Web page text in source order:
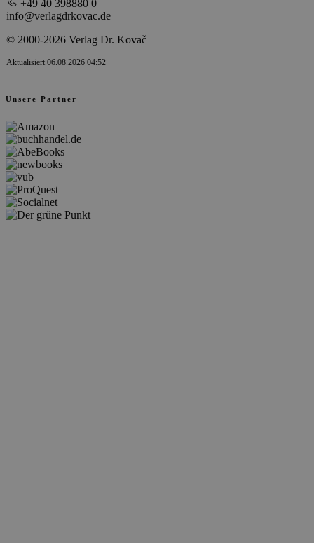
+49 40 398880 0
info@verlagdrkovac.de
© 2000-2026 Verlag Dr. Kovač
Aktualisiert 06.08.2026 04:52
Unsere Partner